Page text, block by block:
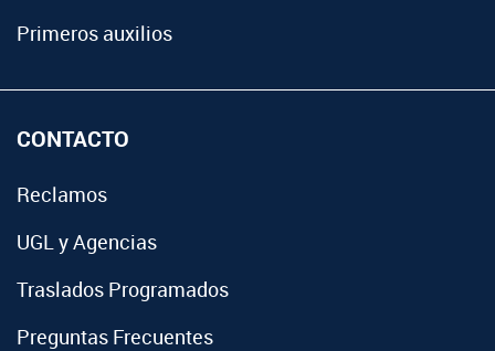
Primeros auxilios
CONTACTO
Reclamos
UGL y Agencias
Traslados Programados
Preguntas Frecuentes